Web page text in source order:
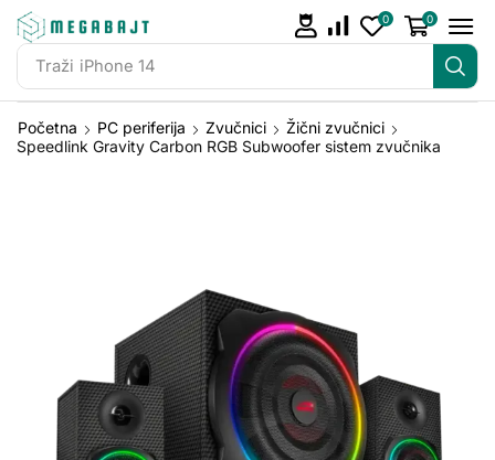
Traži iPhone 14
0 0
Početna PC periferija Zvučnici
Žični zvučnici
Speedlink Gravity Carbon RGB Subwoofer sistem zvučnika